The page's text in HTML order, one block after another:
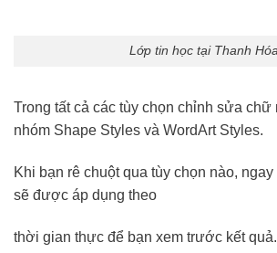
Lớp tin học tại Thanh
Trong tất cả các tùy chọn chỉnh sửa chữ
nhóm Shape Styles và WordArt Styles.
Khi bạn rê chuột qua tùy chọn nào,
sẽ được áp dụng theo
thời gian thực để bạn xem trước kết quả.